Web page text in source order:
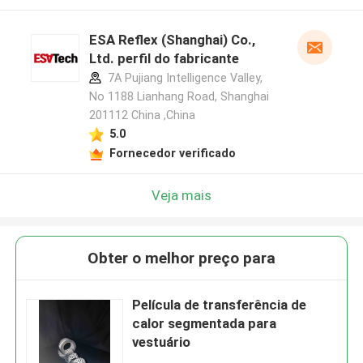
ESA Reflex (Shanghai) Co.,
Ltd. perfil do fabricante
7A Pujiang Intelligence Valley,
No 1188 Lianhang Road, Shanghai
201112 China ,China
5.0
Fornecedor verificado
Veja mais
Obter o melhor preço para
Película de transferência de
calor segmentada para
vestuário